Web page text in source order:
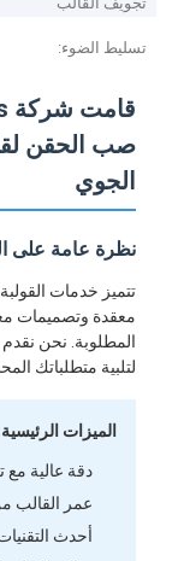
تسليط الضوء:
الجوي
نظرة عامة على
معقدة وتصميمات
المطلوبة. نحن
لتلبية متطلباتك
الميزات
دقة عالية مع
عمر القالب من 500.000 إلى 1.000.000
أحدث